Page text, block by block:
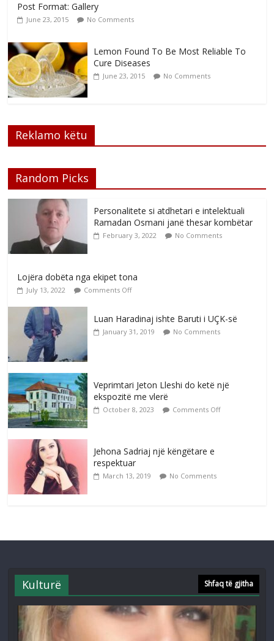
Post Format: Gallery
June 23, 2015 No Comments
Lemon Found To Be Most Reliable To
Cure Diseases
June 23, 2015 No Comments
Reklamo këtu
Random Picks
Personalitete si atdhetari e intelektuali
Ramadan Osmani janë thesar kombëtar
February 3, 2022 No Comments
Lojëra dobëta nga ekipet tona
July 13, 2022 Comments Off
Luan Haradinaj ishte Baruti i UÇK-së
January 31, 2019 No Comments
Veprimtari Jeton Lleshi do ketë një
ekspozitë me vlerë
October 8, 2023 Comments Off
Jehona Sadriaj një këngëtare e
respektuar
March 13, 2019 No Comments
Kulturë Shfaq të gjitha